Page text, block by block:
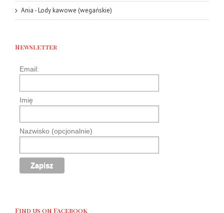
Ania -Lody kawowe (wegańskie)
Newsletter
Email:
Imię
Nazwisko (opcjonalnie)
Find us on Facebook